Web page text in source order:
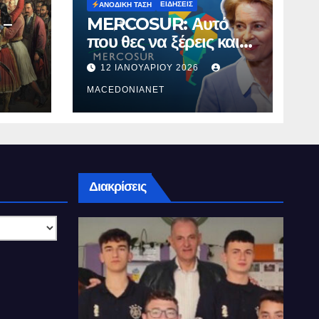
ΑΝΟΔΙΚΉ ΤΆΣΗ ΕΙΔΉΣΕΙΣ
MERCOSUR: Αυτό
που θες να ξέρεις και
δεν σου λένε.
12 ΙΑΝΟΥΑΡΊΟΥ 2026
MACEDONIANET
Διακρίσεις